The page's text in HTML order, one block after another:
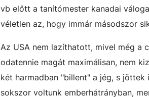
vb előtt a tanítómester kanadai
véletlen az, hogy immár másodszor
Az USA nem lazíthatott, mivel még a
odatennie magát maximálisan, nem
két harmadban "billent" a jég, s
sokszor voltunk emberhátrányban,